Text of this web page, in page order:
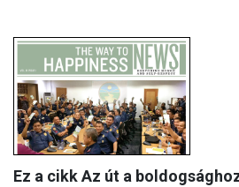
Ez a cikk Az út a